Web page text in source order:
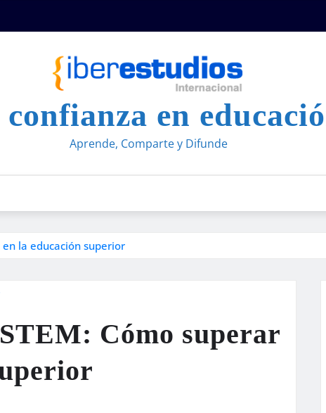
en
Aprende, Comparte y Difunde
la educación superior
Cómo superar